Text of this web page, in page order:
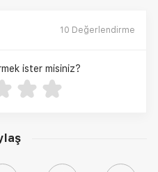
10 Değerlendirme
ister misiniz?